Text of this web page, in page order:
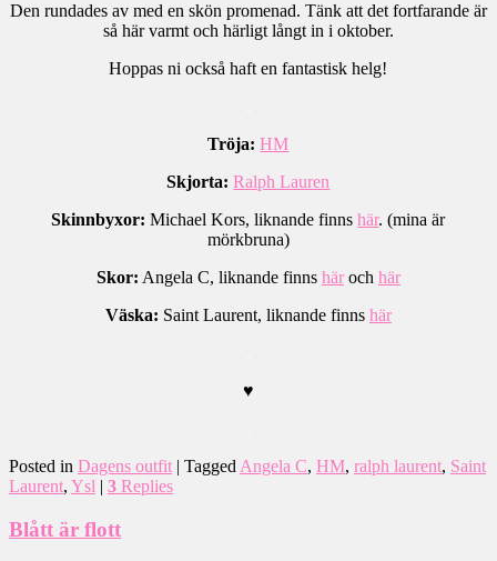
Den rundades av med en skön promenad. Tänk att det fortfarande är
så här varmt och härligt långt in i oktober.
Hoppas ni också haft en fantastisk helg!
Tröja: HM
Skjorta: Ralph Lauren
Skinnbyxor: Michael Kors, liknande finnshär. (mina är
mörkbruna)
Skor: Angela C, liknande finns här och här
Väska: Saint Laurent, liknande finns här
♥
Posted in Dagens outfit TaggedAngela C, HM, ralph laurent, Saint
Laurent, Ysl 3 Replies
Blått är flott